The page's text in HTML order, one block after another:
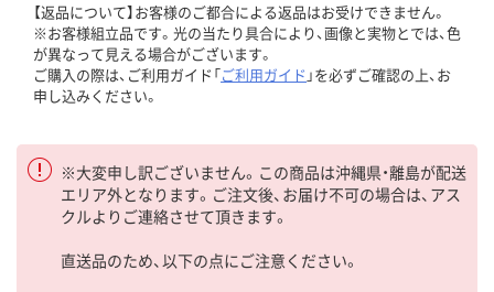
【返品について】お客様のご都合による返品はお受けできません。
※お客様組立品です。光の当たり具合により、画像と実物とでは、色
が異なって見える場合がございます。
ご購入の際は、ご利用ガイド「ご利用ガイド 」を必ずご確認の上、お
申し込みください。
※大変申し訳ございません。この商品は沖縄県・離島が配送
エリア外となります。ご注文後、お届け不可の場合は、アス
クルよりご連絡させて頂きます。
直送品のため、以下の点にご注意ください。